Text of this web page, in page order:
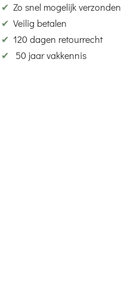
✔ Zo snel mogelijk verzonden
✔ Veilig betalen
✔ 120 dagen retourrecht
✔
50 jaar vakkennis